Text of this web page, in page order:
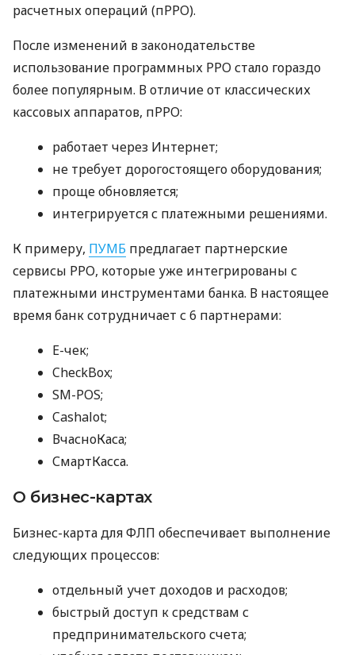
расчетных операций (пРРО).
После изменений в законодательстве
использование программных РРО стало гораздо
более популярным. В отличие от классических
кассовых аппаратов, пРРО:
работает через Интернет;
не требует дорогостоящего оборудования;
проще обновляется;
интегрируется с платежными решениями.
К примеру, ПУМБ предлагает партнерские
сервисы РРО, которые уже интегрированы с
платежными инструментами банка. В настоящее
время банк сотрудничает с 6 партнерами:
E-чек;
CheckBox;
SM-POS;
Cashalot;
ВчасноКаса;
СмартКасса.
О бизнес-картах
Бизнес-карта для ФЛП обеспечивает выполнение
следующих процессов:
отдельный учет доходов и расходов;
быстрый доступ к средствам с
предпринимательского счета;